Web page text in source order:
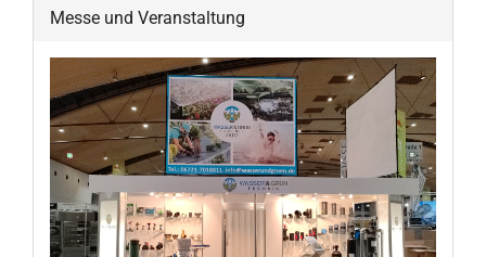
Messe und Veranstaltung